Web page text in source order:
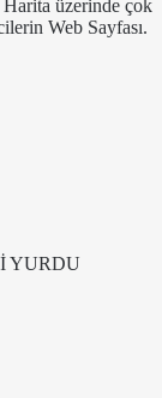
Harita üzerinde çok
Web Sayfası.
YURDU